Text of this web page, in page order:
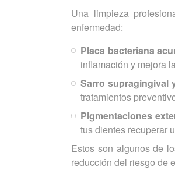
Una limpieza
enfermedad:
Placa bacteriana
inflamación y mejora
Sarro supragingival
tratamientos
Pigmentaciones
tus dientes recuperar
Estos son algunos de
reducción del riesgo de